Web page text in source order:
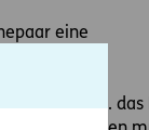
eine
Marion R. das